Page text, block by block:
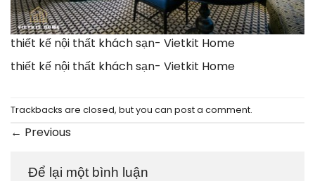
thiết kế nội thất khách sạn- Vietkit Home
thiết kế nội thất khách sạn- Vietkit Home
Trackbacks are closed, but you can post a comment.
← Previous
Để lại một bình luận